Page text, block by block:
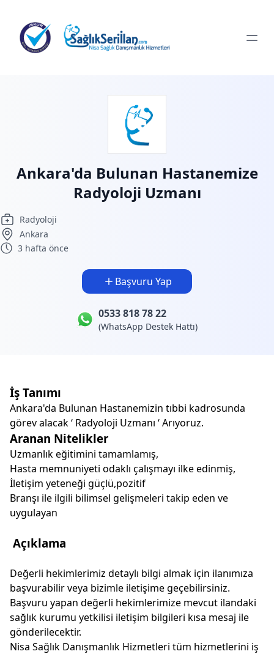
Ankara'da Bulunan Hastanemize
Radyoloji Uzmanı
Radyoloji
Ankara
3 hafta önce
Başvuru Yap
0533 818 78 22
(WhatsApp Destek Hattı)
İş Tanımı
Ankara'da Bulunan Hastanemizin tıbbi kadrosunda
görev alacak ‘ Radyoloji Uzmanı ‘ Arıyoruz.
Aranan Nitelikler
Uzmanlık eğitimini tamamlamış,
Hasta memnuniyeti odaklı çalışmayı ilke edinmiş,
İletişim yeteneği güçlü,pozitif
Branşı ile ilgili bilimsel gelişmeleri takip eden ve
uygulayan
Açıklama
Değerli hekimlerimiz detaylı bilgi almak için ilanımıza
başvurabilir veya bizimle iletişime geçebilirsiniz.
Başvuru yapan değerli hekimlerimize mevcut ilandaki
sağlık kurumu yetkilisi iletişim bilgileri kısa mesaj ile
gönderilecektir.
Nisa Sağlık Danışmanlık Hizmetleri tüm hizmetlerini iş